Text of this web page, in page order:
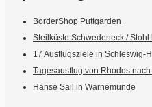
BorderShop Puttgarden
Steilküste Schwedeneck / Stohl
17 Ausflugsziele in Schleswig-
Tagesausflug von Rhodos
Hanse Sail in Warnemünde